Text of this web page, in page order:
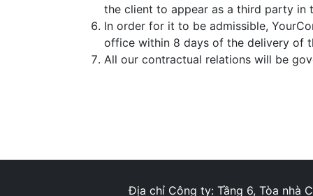
the client to appear as a third party in
In order for it to be admissible,
office within 8 days of the delivery of
All our contractual relations will be
Địa chỉ Công ty: Tầng 6, Tòa nhà